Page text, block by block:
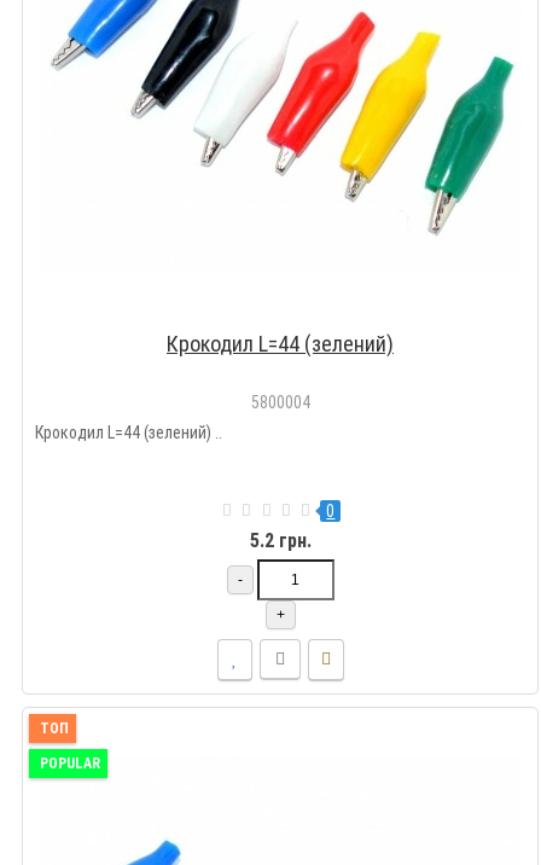
Крокодил L=44 (зелений)
5800004
Крокодил L=44 (зелений) ..
0
5.2 грн.
-
+
ТОП
POPULAR